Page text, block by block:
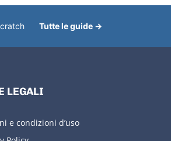
Tutte le guide →
LEGALI
e condizioni d’uso